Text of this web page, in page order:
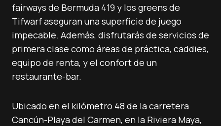
fairways de Bermuda 419 y los greens de
Tifwarf aseguran una superficie de juego
impecable. Además, disfrutarás de servicios de
primera clase como áreas de práctica, caddies,
equipo de renta, y el confort de un
restaurante-bar.
Ubicado en el kilómetro 48 de la carretera
Cancún-Playa del Carmen, en la Riviera Maya,